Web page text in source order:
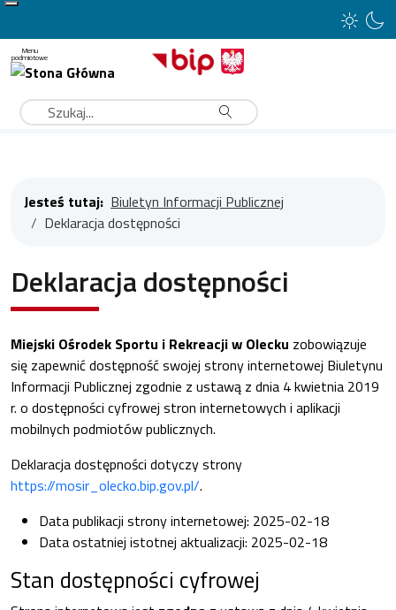
Jesteś tutaj: Biuletyn Informacji Publicznej
Deklaracja dostępności
Deklaracja dostępności
Miejski Ośrodek Sportu i Rekreacji w Olecku zobowiązuje
się zapewnić dostępność swojej strony internetowej Biuletynu
Informacji Publicznej zgodnie z ustawą z dnia 4 kwietnia 2019
r. o dostępności cyfrowej stron internetowych i aplikacji
mobilnych podmiotów publicznych.
Deklaracja dostępności dotyczy strony
https://mosir_olecko.bip.gov.pl/.
Data publikacji strony internetowej: 2025-02-18
Data ostatniej istotnej aktualizacji: 2025-02-18
Stan dostępności cyfrowej